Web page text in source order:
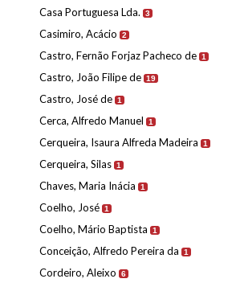
Casa Portuguesa Lda. 3
Casimiro, Acácio 2
Castro, Fernão Forjaz Pacheco de 1
Castro, João Filipe de 19
Castro, José de 1
Cerca, Alfredo Manuel 1
Cerqueira, Isaura Alfreda Madeira 1
Cerqueira, Silas 1
Chaves, Maria Inácia 1
Coelho, José 1
Coelho, Mário Baptista 1
Conceição, Alfredo Pereira da 1
Cordeiro, Aleixo 6